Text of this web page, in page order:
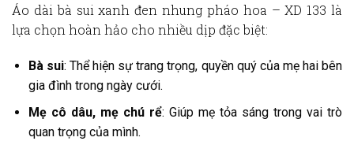
Áo dài bà sui xanh đen nhung pháo hoa – XD 133 là
lựa chọn hoàn hảo cho nhiều dịp đặc biệt:
Bà sui: Thể hiện sự trang trọng, quyền quý của mẹ hai bên
gia đình trong ngày cưới.
Mẹ cô dâu, mẹ chú rể: Giúp mẹ tỏa sáng trong vai trò
quan trọng của mình.